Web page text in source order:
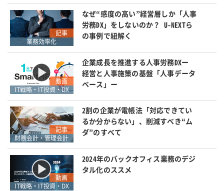
記事
業務効率化
なぜ“感度の高い”経営層しか「人事
労務DX」をしないのか？ U-NEXTら
の事例で紐解く
動画
IT戦略・IT投資・DX
企業成長を推進する人事労務DXー
経営と人事施策の基盤「人事データ
ベース」ー
記事
財務会計・管理会計
2割の企業が電帳法「対応できてい
るか分からない」、削減すべき“ム
ダ”のすべて
動画
IT戦略・IT投資・DX
2024年のバックオフィス業務のデジ
タル化のススメ